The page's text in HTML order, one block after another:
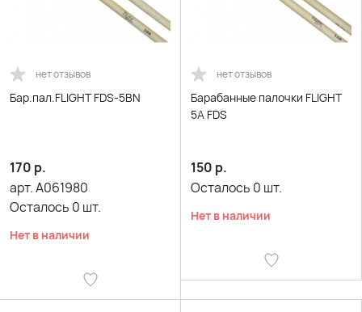
нет отзывов
Бар.пал.FLIGHT FDS-5BN
170 р.
арт.A061980
Осталось 0 шт.
Нет в наличии
нет отзывов
Барабанные палочки FLIGHT
5A FDS
150 р.
Осталось 0 шт.
Нет в наличии